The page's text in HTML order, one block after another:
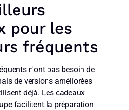
pour les
fréquents
n'ont pas besoin de
de versions améliorées
déjà. Les cadeaux
facilitent la préparation